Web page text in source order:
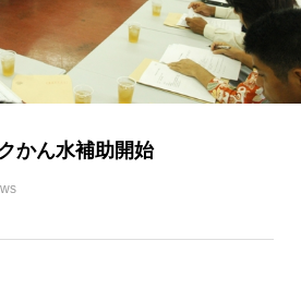
かん水補助開始